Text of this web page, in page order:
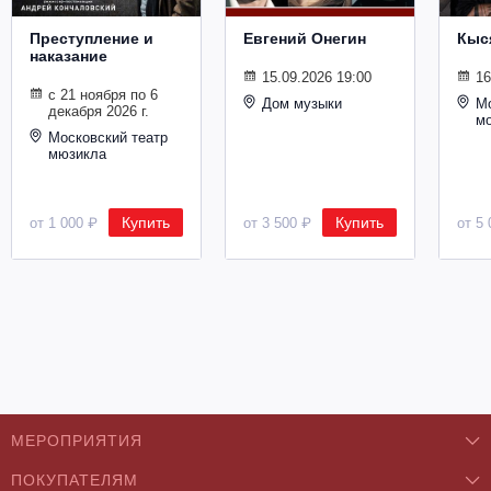
Металл
Преступление и
наказание
с 21 ноября по 6
декабря 2026 г.
Московский театр
мюзикла
от 1 000 ₽ Купить
Евгений Онегин
15.09.2026 19:00
Дом музыки
от 3 500 ₽ Купить от 5
МЕРОПРИЯТИЯ
ПОКУПАТЕЛЯМ